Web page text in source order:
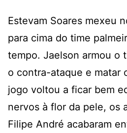
Estevam Soares mexeu
para cima do time
tempo. Jaelson armou o
o contra-ataque e matar
jogo voltou a ficar bem
nervos à flor da pele, os
Filipe André acabaram